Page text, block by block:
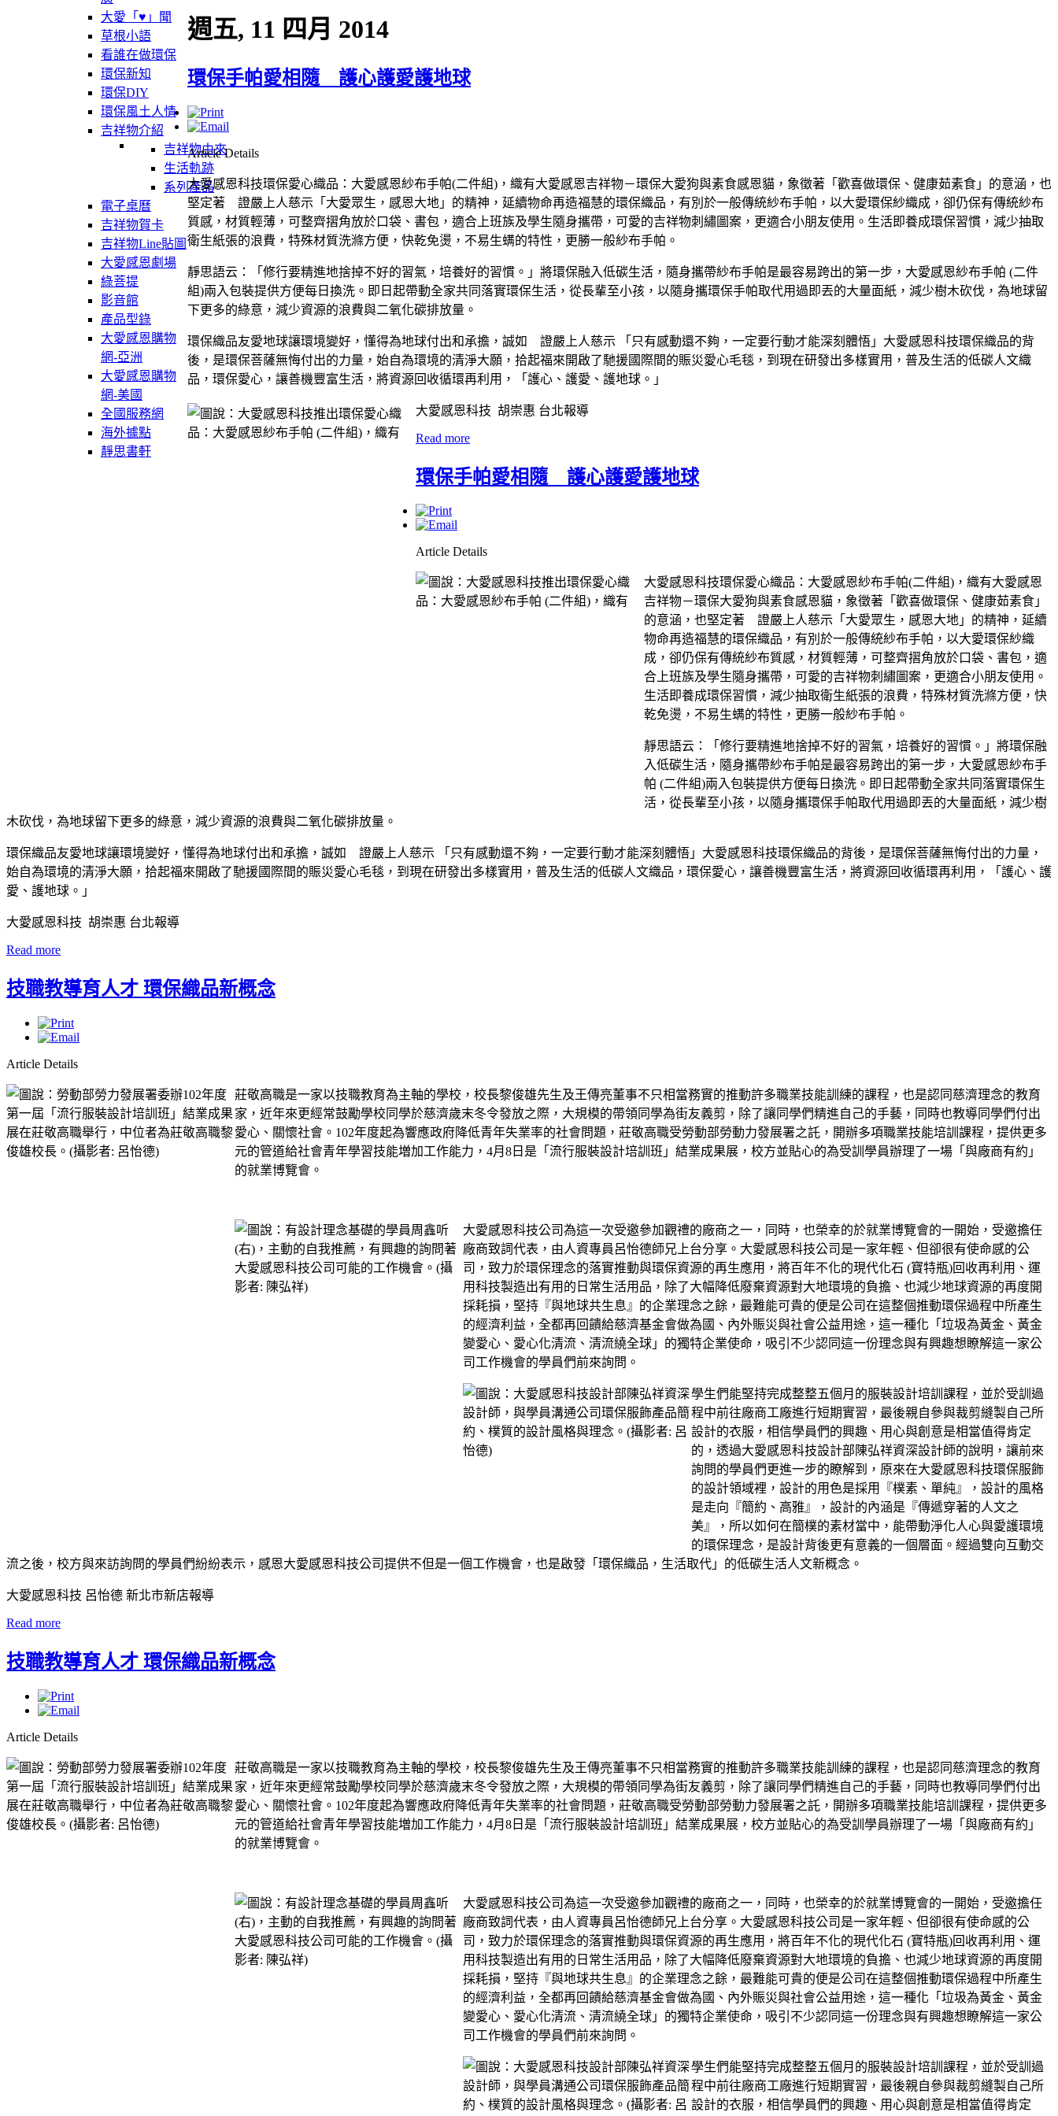
大愛「♥」聞
草根小語
看誰在做環保
環保新知
環保DIY
環保風土人情
吉祥物介紹
吉祥物由來
生活軌跡
系列產品
電子桌曆
吉祥物賀卡
吉祥物Line貼圖
大愛感恩劇場
綠菩提
影音館
產品型錄
大愛感恩購物
網-亞洲
大愛感恩購物
網-美國
全國服務網
海外據點
靜思書軒
週五, 11 四月 2014
環保手帕愛相隨 護心護愛護地球
Article Details
大愛感恩科技環保愛心織品：大愛感恩紗布手帕(二件組)，織有大愛感恩吉祥物－環保大愛狗與素食感恩貓，象徵著「歡喜做環保、健康茹素食」的意涵，也
堅定著 證嚴上人慈示「大愛眾生，感恩大地」的精神，延續物命再造福慧的環保織品，有別於一般傳統紗布手帕，以大愛環保紗織成，卻仍保有傳統紗布
質感，材質輕薄，可整齊摺角放於口袋、書包，適合上班族及學生隨身攜帶，可愛的吉祥物刺繡圖案，更適合小朋友使用。生活即養成環保習慣，減少抽取
衛生紙張的浪費，特殊材質洗滌方便，快乾免燙，不易生螨的特性，更勝一般紗布手帕。
靜思語云：「修行要精進地捨掉不好的習氣，培養好的習慣。」將環保融入低碳生活，隨身攜帶紗布手帕是最容易跨出的第一步，大愛感恩紗布手帕 (二件
組)兩入包裝提供方便每日換洗。即日起帶動全家共同落實環保生活，從長輩至小孩，以隨身攜環保手帕取代用過即丟的大量面紙，減少樹木砍伐，為地球留
下更多的綠意，減少資源的浪費與二氧化碳排放量。
環保織品友愛地球讓環境變好，懂得為地球付出和承擔，誠如 證嚴上人慈示 「只有感動還不夠，一定要行動才能深刻體悟」大愛感恩科技環保織品的背
後，是環保菩薩無悔付出的力量，始自為環境的清淨大願，拾起福來開啟了馳援國際間的賑災愛心毛毯，到現在研發出多樣實用，普及生活的低碳人文織
品，環保愛心，讓善機豐富生活，將資源回收循環再利用，「護心、護愛、護地球。」
大愛感恩科技 胡崇惠 台北報導
Read more
環保手帕愛相隨 護心護愛護地球
Article Details
大愛感恩科技環保愛心織品：大愛感恩紗布手帕(二件組)，織有大愛感恩
吉祥物－環保大愛狗與素食感恩貓，象徵著「歡喜做環保、健康茹素食」
的意涵，也堅定著 證嚴上人慈示「大愛眾生，感恩大地」的精神，延續
物命再造福慧的環保織品，有別於一般傳統紗布手帕，以大愛環保紗織
成，卻仍保有傳統紗布質感，材質輕薄，可整齊摺角放於口袋、書包，適
合上班族及學生隨身攜帶，可愛的吉祥物刺繡圖案，更適合小朋友使用。
生活即養成環保習慣，減少抽取衛生紙張的浪費，特殊材質洗滌方便，快
乾免燙，不易生螨的特性，更勝一般紗布手帕。
靜思語云：「修行要精進地捨掉不好的習氣，培養好的習慣。」將環保融
入低碳生活，隨身攜帶紗布手帕是最容易跨出的第一步，大愛感恩紗布手
帕 (二件組)兩入包裝提供方便每日換洗。即日起帶動全家共同落實環保生
活，從長輩至小孩，以隨身攜環保手帕取代用過即丟的大量面紙，減少樹
木砍伐，為地球留下更多的綠意，減少資源的浪費與二氧化碳排放量。
環保織品友愛地球讓環境變好，懂得為地球付出和承擔，誠如 證嚴上人慈示 「只有感動還不夠，一定要行動才能深刻體悟」大愛感恩科技環保織品的背後，是環保菩薩無悔付出的力量，
始自為環境的清淨大願，拾起福來開啟了馳援國際間的賑災愛心毛毯，到現在研發出多樣實用，普及生活的低碳人文織品，環保愛心，讓善機豐富生活，將資源回收循環再利用，「護心、護
愛、護地球。」
大愛感恩科技 胡崇惠 台北報導
Read more
技職教導育人才 環保織品新概念
Article Details
莊敬高職是一家以技職教育為主軸的學校，校長黎俊雄先生及王傳亮董事不只相當務實的推動許多職業技能訓練的課程，也是認同慈濟理念的教育
家，近年來更經常鼓勵學校同學於慈濟歲末冬令發放之際，大規模的帶領同學為街友義剪，除了讓同學們精進自己的手藝，同時也教導同學們付出
愛心、關懷社會。102年度起為響應政府降低青年失業率的社會問題，莊敬高職受勞動部勞動力發展署之託，開辦多項職業技能培訓課程，提供更多
元的管道給社會青年學習技能増加工作能力，4月8日是「流行服裝設計培訓班」結業成果展，校方並貼心的為受訓學員辦理了一場「與廠商有約」
的就業博覽會。
大愛感恩科技公司為這一次受邀參加觀禮的廠商之一，同時，也榮幸的於就業博覽會的一開始，受邀擔任
廠商致詞代表，由人資專員呂怡德師兄上台分享。大愛感恩科技公司是一家年輕、但卻很有使命感的公
司，致力於環保理念的落實推動與環保資源的再生應用，將百年不化的現代化石 (寶特瓶)回收再利用、運
用科技製造出有用的日常生活用品，除了大幅降低廢棄資源對大地環境的負擔、也減少地球資源的再度開
採耗損，堅持『與地球共生息』的企業理念之餘，最難能可貴的便是公司在這整個推動環保過程中所產生
的經濟利益，全都再回饋給慈濟基金會做為國、內外賑災與社會公益用途，這一種化「垃圾為黃金、黃金
變愛心、愛心化清流、清流繞全球」的獨特企業使命，吸引不少認同這一份理念與有興趣想瞭解這一家公
司工作機會的學員們前來詢問。
學生們能堅持完成整整五個月的服裝設計培訓課程，並於受訓過
程中前往廠商工廠進行短期實習，最後親自參與裁剪縫製自己所
設計的衣服，相信學員們的興趣、用心與創意是相當值得肯定
的，透過大愛感恩科技設計部陳弘祥資深設計師的說明，讓前來
詢問的學員們更進一步的瞭解到，原來在大愛感恩科技環保服飾
的設計領域裡，設計的用色是採用『樸素、單純』，設計的風格
是走向『簡約、高雅』，設計的內涵是『傳遞穿著的人文之
美』，所以如何在簡樸的素材當中，能帶動淨化人心與愛護環境
的環保理念，是設計背後更有意義的一個層面。經過雙向互動交
流之後，校方與來訪詢問的學員們紛紛表示，感恩大愛感恩科技公司提供不但是一個工作機會，也是啟發「環保織品，生活取代」的低碳生活人文新概念。
大愛感恩科技 呂怡德 新北市新店報導
Read more
技職教導育人才 環保織品新概念
Article Details
莊敬高職是一家以技職教育為主軸的學校，校長黎俊雄先生及王傳亮董事不只相當務實的推動許多職業技能訓練的課程，也是認同慈濟理念的教育
家，近年來更經常鼓勵學校同學於慈濟歲末冬令發放之際，大規模的帶領同學為街友義剪，除了讓同學們精進自己的手藝，同時也教導同學們付出
愛心、關懷社會。102年度起為響應政府降低青年失業率的社會問題，莊敬高職受勞動部勞動力發展署之託，開辦多項職業技能培訓課程，提供更多
元的管道給社會青年學習技能増加工作能力，4月8日是「流行服裝設計培訓班」結業成果展，校方並貼心的為受訓學員辦理了一場「與廠商有約」
的就業博覽會。
大愛感恩科技公司為這一次受邀參加觀禮的廠商之一，同時，也榮幸的於就業博覽會的一開始，受邀擔任
廠商致詞代表，由人資專員呂怡德師兄上台分享。大愛感恩科技公司是一家年輕、但卻很有使命感的公
司，致力於環保理念的落實推動與環保資源的再生應用，將百年不化的現代化石 (寶特瓶)回收再利用、運
用科技製造出有用的日常生活用品，除了大幅降低廢棄資源對大地環境的負擔、也減少地球資源的再度開
採耗損，堅持『與地球共生息』的企業理念之餘，最難能可貴的便是公司在這整個推動環保過程中所產生
的經濟利益，全都再回饋給慈濟基金會做為國、內外賑災與社會公益用途，這一種化「垃圾為黃金、黃金
變愛心、愛心化清流、清流繞全球」的獨特企業使命，吸引不少認同這一份理念與有興趣想瞭解這一家公
司工作機會的學員們前來詢問。
學生們能堅持完成整整五個月的服裝設計培訓課程，並於受訓過
程中前往廠商工廠進行短期實習，最後親自參與裁剪縫製自己所
設計的衣服，相信學員們的興趣、用心與創意是相當值得肯定